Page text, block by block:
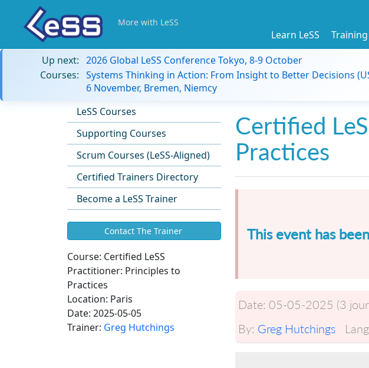
More with LeSS
Learn LeSS Training
Up next: 2026 Global LeSS Conference Tokyo, 8-9 October
Courses: Systems Thinking in Action: From Insight to Better Decisions
6 November, Bremen, Niemcy
LeSS Courses
Supporting Courses
Scrum Courses (LeSS-Aligned)
Certified Trainers Directory
Become a LeSS Trainer
Contact The Trainer
Course: Certified LeSS
Practitioner: Principles to
Practices
Location: Paris
Date: 2025-05-05
Trainer: Greg Hutchings
Certified
Practices
This event has
Date: 05-05-2025 (3
By: Greg Hutchings